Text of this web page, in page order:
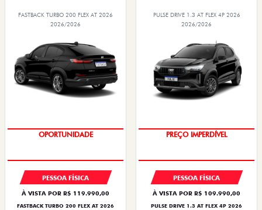
FASTBACK TURBO 200 FLEX AT 2026
2026/2026
OPORTUNIDADE
PESSOA FÍSICA
À VISTA POR R$ 119.990,00
FASTBACK TURBO 200 FLEX AT 2026
PULSE DRIVE 1.3 AT FLEX 4P 2026
2026/2026
PREÇO IMPERDÍVEL
PESSOA FÍSICA
À VISTA POR R$ 109.990,00
PULSE DRIVE 1.3 AT FLEX 4P 2026